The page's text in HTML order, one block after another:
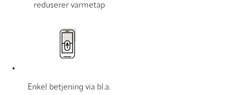
reduserer varmetap
Enkel betjening via bl.a.